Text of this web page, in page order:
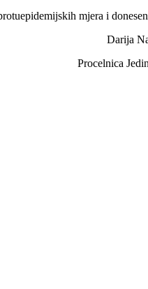
mjera i
Darija
Procelnica